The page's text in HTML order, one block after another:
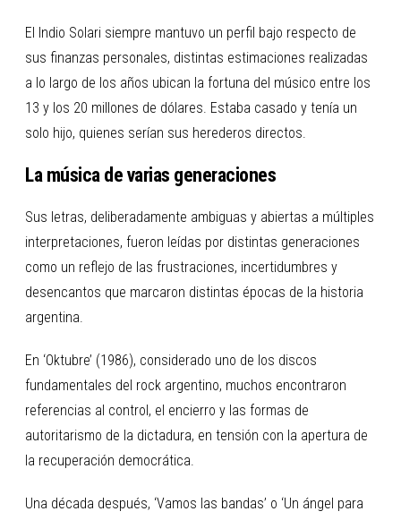
El Indio Solari siempre mantuvo un perfil bajo respecto de
sus finanzas personales, distintas estimaciones realizadas
a lo largo de los años ubican la fortuna del músico entre los
13 y los 20 millones de dólares. Estaba casado y tenía un
solo hijo, quienes serían sus herederos directos.
La música de varias generaciones
Sus letras, deliberadamente ambiguas y abiertas a múltiples
interpretaciones, fueron leídas por distintas generaciones
como un reflejo de las frustraciones, incertidumbres y
desencantos que marcaron distintas épocas de la historia
argentina.
En ‘Oktubre’ (1986), considerado uno de los discos
fundamentales del rock argentino, muchos encontraron
referencias al control, el encierro y las formas de
autoritarismo de la dictadura, en tensión con la apertura de
la recuperación democrática.
Una década después, ‘Vamos las bandas’ o ‘Un ángel para